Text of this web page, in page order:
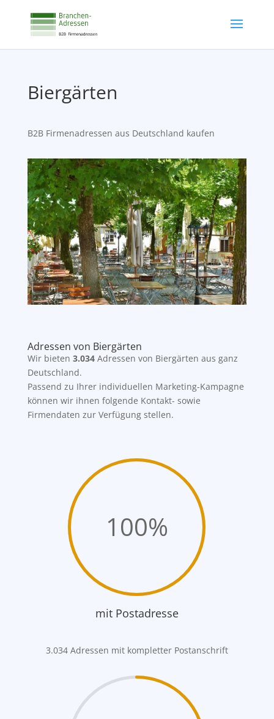
Biergärten
B2B Firmenadressen aus Deutschland kaufen
Adressen von Biergärten
Wir bieten 3.034Adressen von Biergärten aus ganz
Deutschland.
Passend zu Ihrer individuellen Marketing-Kampagne
können wir ihnen folgende Kontakt- sowie
Firmendaten zur Verfügung stellen.
100%
mit Postadresse
3.034 Adressen mit kompletter Postanschrift